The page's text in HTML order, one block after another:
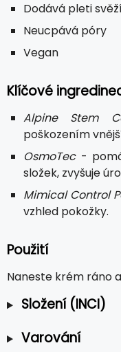
Dodává pleti
Neucpává póry
Vegan
Klíčové
Alpine Stem
poškozením
OsmoTec-
složek, zvyšuje
Mimical Control
vzhled pokožky.
Použití
Naneste krém ráno
Složení (INCI)
Varování